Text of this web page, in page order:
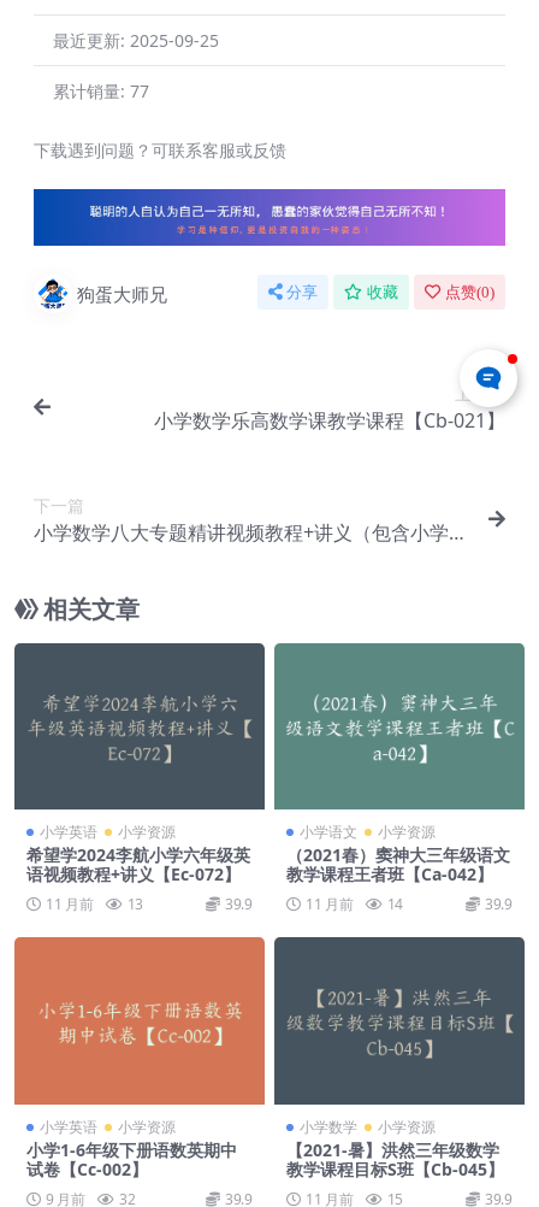
最近更新: 2025-09-25
累计销量: 77
下载遇到问题？可联系客服或反馈
狗蛋大师兄 分享 收藏 点赞(0)
上一篇
小学数学乐高数学课教学课程【Cb-021】
下一篇
小学数学八大专题精讲视频教程+讲义（包含小学奥
相关文章
小学英语 小学资源
希望学2024李航小学六年级英
语视频教程+讲义【Ec-072】
11 月前 13 39.9
小学语文 小学资源
（2021春）窦神大三年级语文
教学课程王者班【Ca-042】
11 月前 14 39.9
小学英语 小学资源
小学1-6年级下册语数英期中
试卷【Cc-002】
9 月前 32 39.9
小学数学 小学资源
【2021-暑】洪然三年级数学
教学课程目标S班【Cb-045】
11 月前 15 39.9